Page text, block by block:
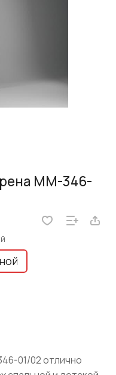
ММ-346-
01/02 отлично